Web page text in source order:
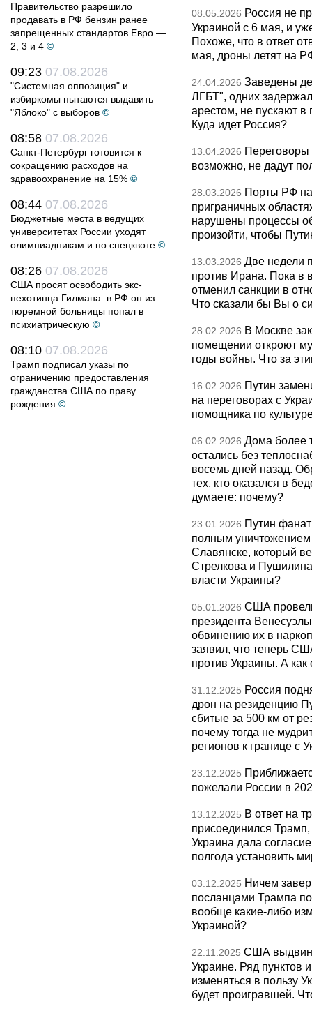
Правительство разрешило
продавать в РФ бензин ранее
запрещенных стандартов Евро —
2, 3 и 4 ©
09:23 07.08.2026
"Системная оппозиция" и
избиркомы пытаются выдавить
"Яблоко" с выборов ©
08:58 07.08.2026
Санкт-Петербург готовится к
сокращению расходов на
здравоохранение на 15% ©
08:44 07.08.2026
Бюджетные места в ведущих
университетах России уходят
олимпиадникам и по спецквоте ©
08:26 07.08.2026
США просят освободить экс-
пехотинца Гилмана: в РФ он из
тюремной больницы попал в
психиатрическую ©
08:10 07.08.2026
Трамп подписал указы по
ограничению предоставления
гражданства США по праву
рождения ©
08.05.2026 Россия не
Украиной с 6 мая, и
Похоже, что в ответ
мая, дроны летят на
24.04.2026 Заведены
ЛГБТ", одних
арестом, не пускают
Куда идет Россия?
13.04.2026
возможно, не дадут
28.03.2026 Порты РФ
приграничных
нарушены процессы
произойти, чтобы
13.03.2026 Две недели
против Ирана. Пока в
отменил санкции в
Что сказали бы Вы о
28.02.2026 В Москве
помещении откроют
годы войны. Что за
16.02.2026 Путин
на переговорах с
помощника по
06.02.2026 Дома более
остались без
восемь дней назад.
тех, кто оказался в
думаете: почему?
23.01.2026 Путин
полным уничтожением
Славянске, который
Стрелкова и Пушилина
власти Украины?
05.01.2026 США
президента
обвинению их в
заявил, что теперь
против Украины. А как
31.12.2025 Россия
дрон на резиденцию
сбитые за 500 км от
почему тогда не
регионов к границе с
23.12.2025
пожелали России в
13.12.2025 В ответ на
присоединился
Украина дала
полгода установить
03.12.2025 Ничем
посланцами Трампа
вообще какие-либо
Украиной?
22.11.2025 США
Украине. Ряд пунктов
изменяться в пользу
будет проигравшей.